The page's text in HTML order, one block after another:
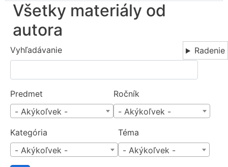
Všetky materiály od
autora
Vyhľadávanie
Predmet
- Akýkoľvek -
Ročník
- Akýkoľvek -
Kategória
- Akýkoľvek -
Téma
- Akýkoľvek -
Radenie